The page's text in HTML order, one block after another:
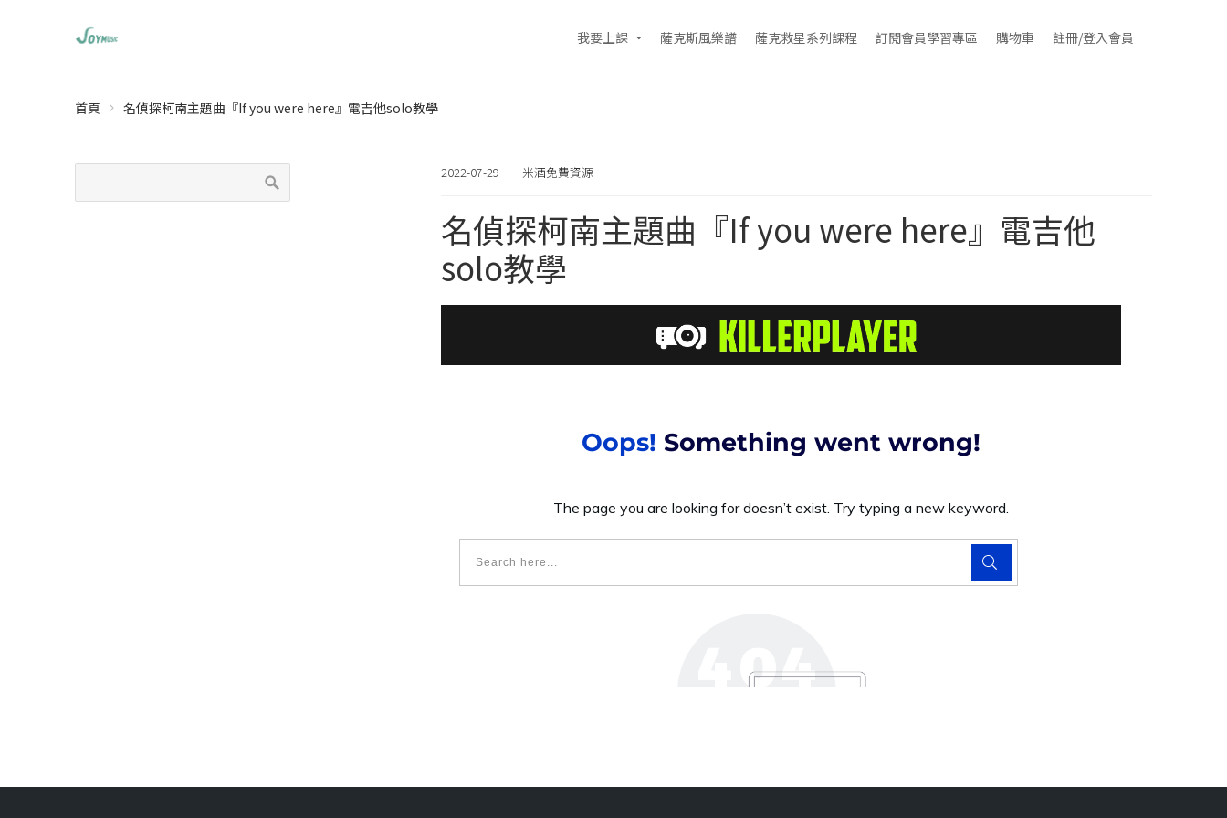
我要上課 薩克斯風樂譜 薩克救星系列課程 訂閱會員學習專區 購物車 註冊/登入會員
首頁 名偵探柯南主題曲『If you were here』電吉他solo教學
2022-07-29 米酒免費資源
名偵探柯南主題曲『If you were here』電吉他
solo教學